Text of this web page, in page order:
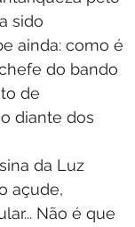
sido
ainda: como é
do bando
de
diante dos
da Luz
açude,
Não é que